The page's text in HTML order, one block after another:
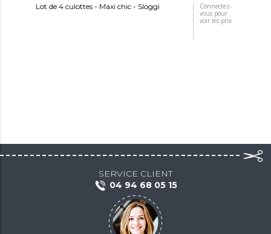
Lot de 4 culottes - Maxi chic - Sloggi
Connectez-
vous pour
voir les prix
SERVICE CLIENT
04 94 68 05 15